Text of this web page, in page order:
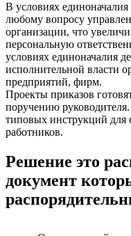
В условиях
любому вопросу
организации, что
персональную
условиях единоначалия
исполнительной власти
предприятий, фирм.
Проекты приказов
поручению
типовых инструкций для
работников.
Решение это
документ